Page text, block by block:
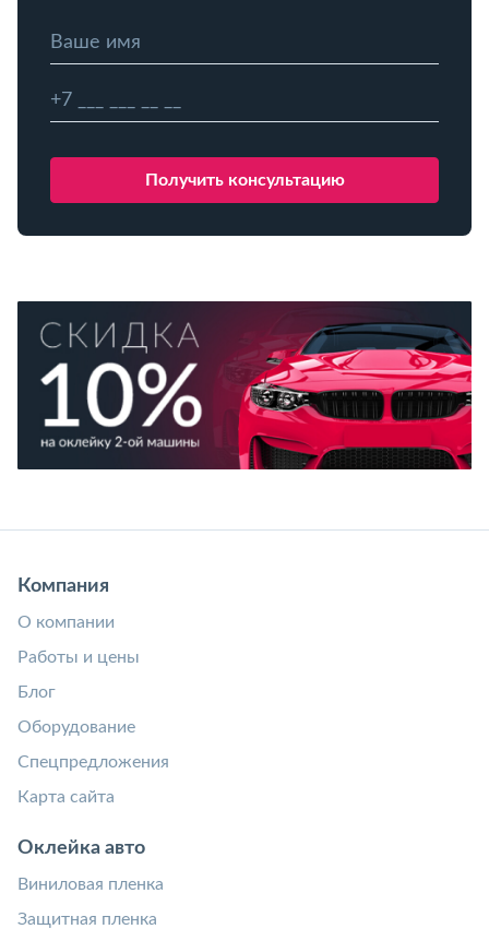
Компания
О компании
Работы и цены
Блог
Оборудование
Спецпредложения
Карта сайта
Оклейка авто
Виниловая пленка
Защитная пленка